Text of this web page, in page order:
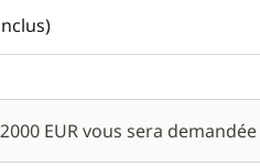
EUR vous sera